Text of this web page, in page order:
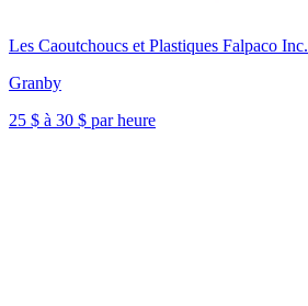
Les Caoutchoucs et Plastiques Falpaco Inc.
Granby
25 $ à 30 $ par heure